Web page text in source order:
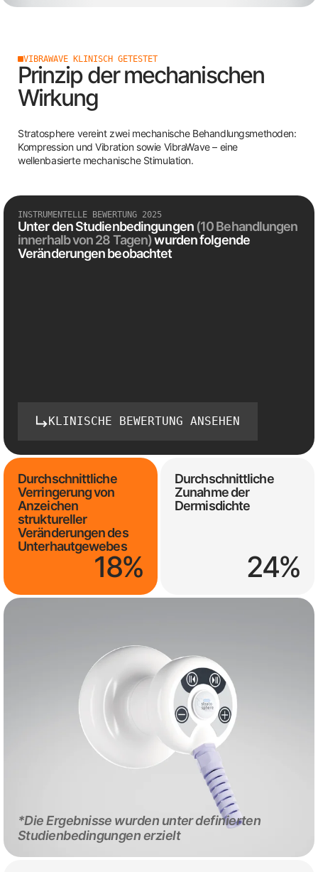
Prinzip der mechanischen
Wirkung
VIBRAWAVE KLINISCH GETESTET
Stratosphere vereint zwei mechanische Behandlungsmethoden:
Kompression und Vibration sowie VibraWave – eine
wellenbasierte mechanische Stimulation.
INSTRUMENTELLE BEWERTUNG 2025
Unter den Studienbedingungen(10 Behandlungen
innerhalb von 28 Tagen)wurden folgende
Veränderungen beobachtet
KLINISCHE BEWERTUNG ANSEHEN
Durchschnittliche
Verringerung von
Anzeichen
struktureller
Veränderungen des
Unterhautgewebes
18%
*Die Ergebnisse wurden unter definierten
Studienbedingungen erzielt
Durchschnittliche
Zunahme der
Dermisdichte
24%